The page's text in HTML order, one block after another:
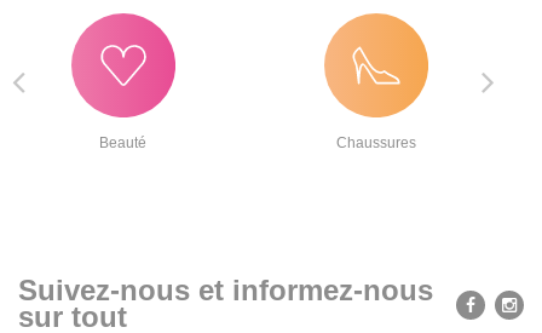
Beauté Chaussures
Suivez-nous et informez-nous
sur tout